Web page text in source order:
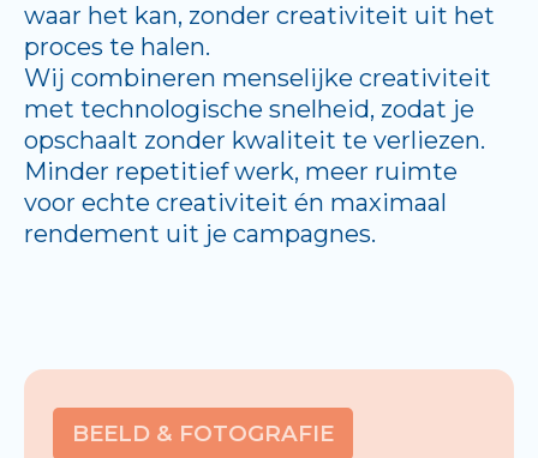
waar het kan, zonder creativiteit uit het
proces te halen.
Wij combineren menselijke creativiteit
met technologische snelheid, zodat je
opschaalt zonder kwaliteit te verliezen.
Minder repetitief werk, meer ruimte
voor echte creativiteit én maximaal
rendement uit je campagnes.
BEELD & FOTOGRAFIE